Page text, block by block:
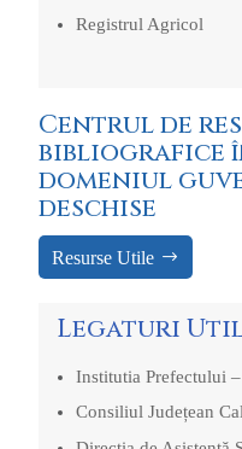
Registrul Agricol
Centrul de
bibliografice
domeniul
deschise
Resurse Utile
Legaturi
Institutia Prefectului
Consiliul Județean